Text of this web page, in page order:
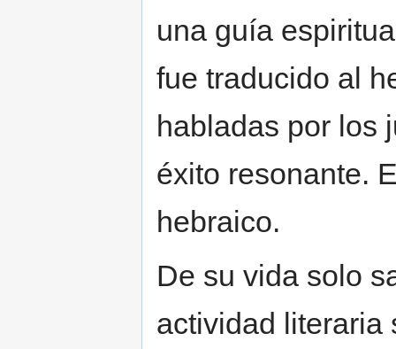
una guía
fue traducido al
habladas por los
éxito resonante.
hebraico.
De su vida solo
actividad